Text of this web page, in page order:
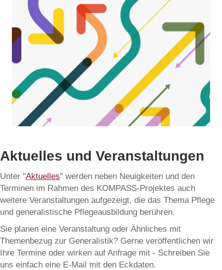
Aktuelles und Veranstaltungen
Unter "Aktuelles" werden neben Neuigkeiten und den
Terminen im Rahmen des KOMPASS-Projektes auch
weitere Veranstaltungen aufgezeigt, die das Thema Pflege
und generalistische Pflegeausbildung berühren.
Sie planen eine Veranstaltung oder Ähnliches mit
Themenbezug zur Generalistik? Gerne veröffentlichen wir
Ihre Termine oder wirken auf Anfrage mit - Schreiben Sie
uns einfach eine E-Mail mit den Eckdaten.